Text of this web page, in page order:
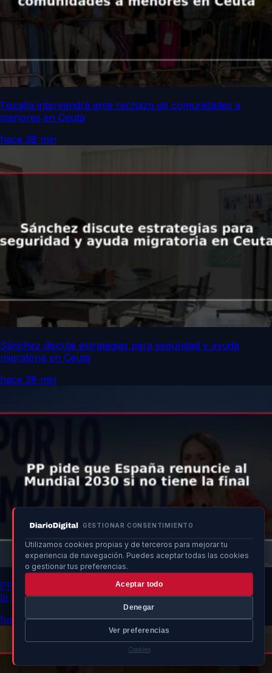
GESTIONAR CONSENTIMIENTO
Utilizamos cookies propias y de terceros para mejorar tu
experiencia de navegación. Puedes aceptar todas las cookies
o gestionar tus preferencias.
Aceptar todo
Denegar
Ver preferencias
Cookies
Fiscalía intervendrá ante rechazo de comunidades a
menores en Ceuta
hace 38 min
Sánchez discute estrategias para seguridad y ayuda
migratoria en Ceuta
hace 38 min
PP pide que España renuncie al Mundial 2030 si no tiene
la final
hace 38 min